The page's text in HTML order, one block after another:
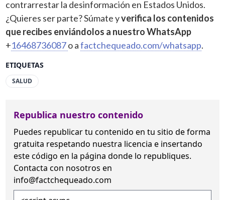
ETIQUETAS
SALUD
contrarrestar la desinformación en Estados Unidos.
¿Quieres ser parte? Súmate yverifica los contenidos
que recibes enviándolos a nuestro WhatsApp
+16468736087o afactchequeado.com/whatsapp.
Republica nuestro contenido
Puedes republicar tu contenido en tu sitio de forma
gratuita respetando nuestra licencia e insertando
este código en la página donde lo republiques.
Contacta con nosotros en
info@factchequeado.com